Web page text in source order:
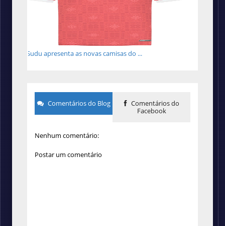
Sudu apresenta as novas camisas do ...
Comentários do Blog
Comentários do
Facebook
Nenhum comentário:
Postar um comentário